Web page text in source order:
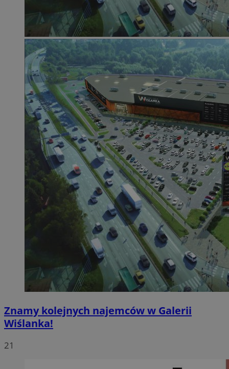
Znamy kolejnych najemców w Galerii
Wiślanka!
21